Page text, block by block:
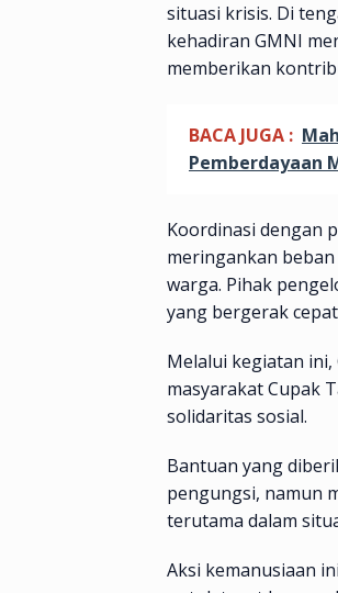
situasi krisis. Di
kehadiran GMNI
memberikan
BACA JUGA :
Pemberdayaan
Koordinasi dengan
meringankan
warga. Pihak
yang bergerak
Melalui kegiatan
masyarakat Cupak
solidaritas sosial.
Bantuan yang
pengungsi, namun
terutama dalam
Aksi kemanusiaan